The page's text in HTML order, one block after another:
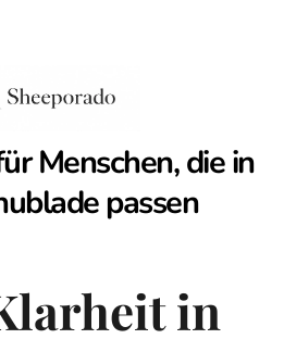
Menschen, die in
passen
in